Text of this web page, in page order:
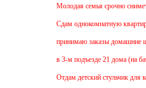
Молодая семья срочно снимет
Cдам однокомнатную квартиру в
принимаю заказы домашние
в 3-м подъезде 21 дома (на
Отдам детский стульчик для